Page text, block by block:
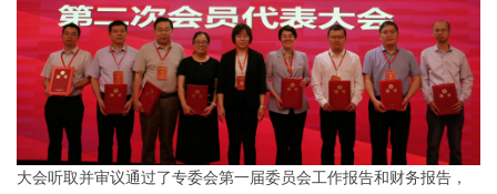
大会听取并审议通过了专委会第一届委员会工作报告和财务报告，